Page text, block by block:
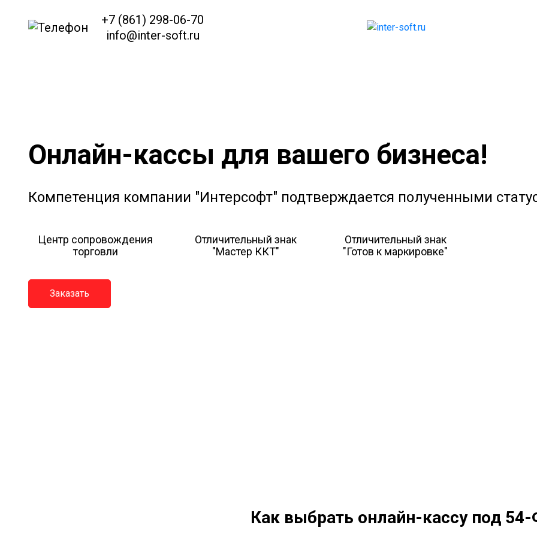
+7 (861) 298-06-70
info@inter-soft.ru
Онлайн-кассы для вашего бизнеса!
Компетенция компании "Интерсофт" подтверждается полученными
Центр сопровождения
торговли
Отличительный знак
"Мастер ККТ"
Отличительный знак
"Готов к маркировке"
Заказать
Как выбрать онлайн-кассу под